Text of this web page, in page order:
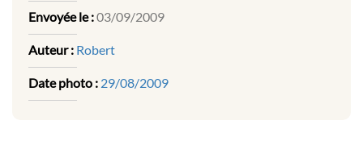
Envoyée le :03/09/2009
Auteur : Robert
Date photo : 29/08/2009